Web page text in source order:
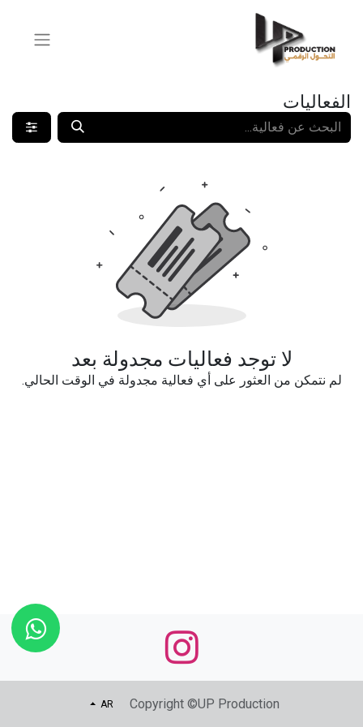
الفعاليات
لا توجد فعاليات مجدولة بعد
لم نتمكن من العثور على أي فعالية مجدولة في الوقت الحالي.
Copyright ©UP Production
AR